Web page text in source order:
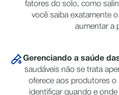
fatores do solo, como
você saiba exatamente
aumentar a
Gerenciando a saúde
saudáveis não se trata
oferece aos produtores o
identificar quando e